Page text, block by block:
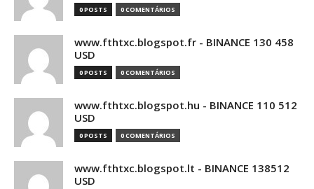
0 POSTS 0 COMENTÁRIOS
www.fthtxc.blogspot.fr - BINANCE 130 458
USD
0 POSTS 0 COMENTÁRIOS
www.fthtxc.blogspot.hu - BINANCE 110 512
USD
0 POSTS 0 COMENTÁRIOS
www.fthtxc.blogspot.lt - BINANCE 138512
USD